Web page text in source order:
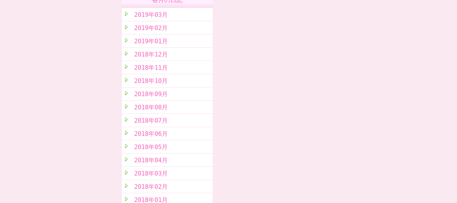
2019年03月
2019年02月
2019年01月
2018年12月
2018年11月
2018年10月
2018年09月
2018年08月
2018年07月
2018年06月
2018年05月
2018年04月
2018年03月
2018年02月
2018年01月